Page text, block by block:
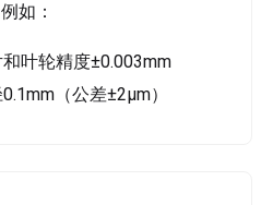
例如：
叶轮精度±0.003mm
（公差±2μm）